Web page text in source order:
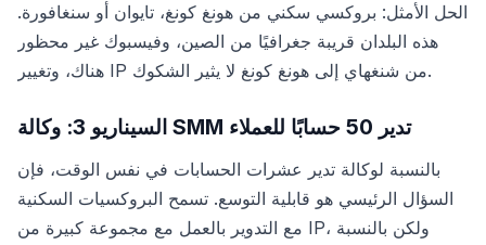
الحل الأمثل: بروكسي سكني من هونغ كونغ، تايوان أو سنغافورة.
هذه البلدان قريبة جغرافيًا من الصين، وفيسبوك غير محظور
هناك، وتغيير IP من شنغهاي إلى هونغ كونغ لا يثير الشكوك.
السيناريو 3: وكالة SMM تدير 50 حسابًا للعملاء
بالنسبة لوكالة تدير عشرات الحسابات في نفس الوقت، فإن
السؤال الرئيسي هو قابلية التوسع. تسمح البروكسيات السكنية
مع التدوير بالعمل مع مجموعة كبيرة من IP، ولكن بالنسبة